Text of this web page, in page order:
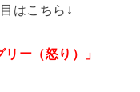
はこちら↓
ー（怒り）」